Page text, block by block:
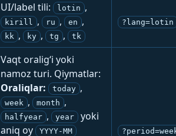
UI/label tili: lotin ,
kirill , ru , en ,
kk , ky , tg , tk
?lang=lotin
Vaqt oralig‘i yoki
namoz turi. Qiymatlar:
Oraliqlar:
today ,
week , month ,
halfyear , year
yoki
aniq oy
YYYY-MM